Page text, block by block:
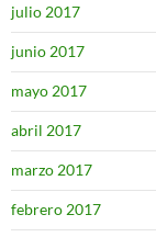
julio 2017
junio 2017
mayo 2017
abril 2017
marzo 2017
febrero 2017